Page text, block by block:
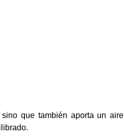
que también aporta un aire